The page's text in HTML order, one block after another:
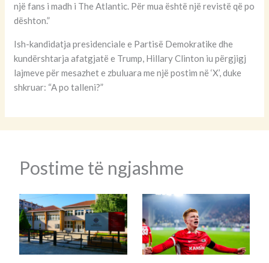
një fans i madh i The Atlantic. Për mua është një revistë që po
dështon.”
Ish-kandidatja presidenciale e Partisë Demokratike dhe
kundërshtarja afatgjatë e Trump, Hillary Clinton iu përgjigj
lajmeve për mesazhet e zbuluara me një postim në ‘X’, duke
shkruar: “A po talleni?”
Postime të ngjashme